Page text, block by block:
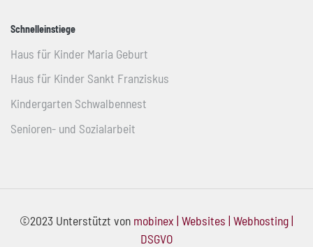
Schnelleinstiege
Haus für Kinder Maria Geburt
Haus für Kinder Sankt Franziskus
Kindergarten Schwalbennest
Senioren- und Sozialarbeit
©2023 Unterstützt von mobinex | Websites | Webhosting |
DSGVO